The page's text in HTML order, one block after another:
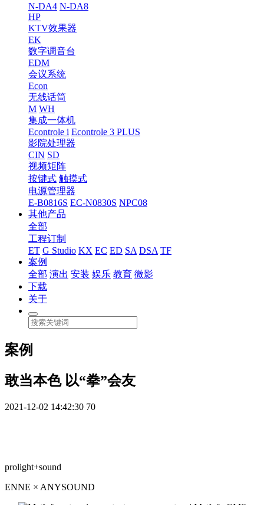
N-DA4 N-DA8
HP
KTV效果器
EK
数字调音台
EDM
会议系统
Econ
无线话筒
M WH
集成一体机
Econtrole i Econtrole 3 PLUS
影院处理器
CIN SD
视频矩阵
按键式 触摸式
电源管理器
E-B0816S EC-N0830S NPC08
其他产品
全部
工程订制
ET G Studio KX EC ED SA DSA TF
案例
全部 演出 安装 娱乐 教育 微影
下载
关于
案例
敢当本色 以“拳”会友
2021-12-02 14:42:30 70
prolight+sound
ENNE × ANYSOUND